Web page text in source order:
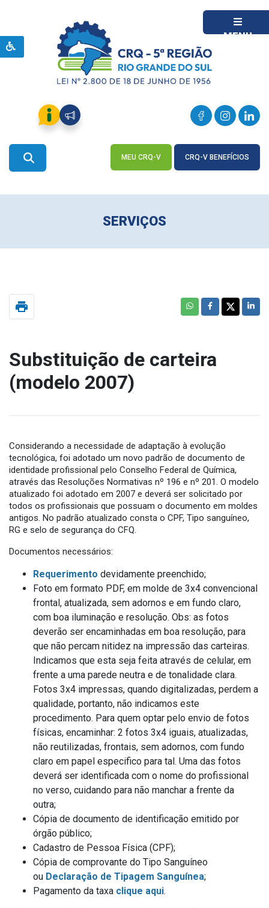
MENU
MEU CRQ-V CRQ-V BENEFÍCIOS
SERVIÇOS
print
Substituição de carteira
(modelo 2007)
Considerando a necessidade de adaptação à evolução
tecnológica, foi adotado um novo padrão de documento de
identidade profissional pelo Conselho Federal de Química,
através das Resoluções Normativas nº 196 e nº 201. O modelo
atualizado foi adotado em 2007 e deverá ser solicitado por
todos os profissionais que possuam o documento em moldes
antigos. No padrão atualizado consta o CPF, Tipo sanguíneo,
RG e selo de segurança do CFQ.
Documentos necessários:
Requerimento devidamente preenchido;
Foto em formato PDF, em molde de 3x4 convencional
frontal, atualizada, sem adornos e em fundo claro,
com boa iluminação e resolução. Obs: as fotos
deverão ser encaminhadas em boa resolução, para
que não percam nitidez na impressão das carteiras.
Indicamos que esta seja feita através de celular, em
frente a uma parede neutra e de tonalidade clara.
Fotos 3x4 impressas, quando digitalizadas, perdem a
qualidade, portanto, não indicamos este
procedimento. Para quem optar pelo envio de fotos
físicas, encaminhar: 2 fotos 3x4 iguais, atualizadas,
não reutilizadas, frontais, sem adornos, com fundo
claro em papel especifico para tal. Uma das fotos
deverá ser identificada com o nome do profissional
no verso, cuidando para não manchar a frente da
outra;
Cópia de documento de identificação emitido por
órgão público;
Cadastro de Pessoa Física (CPF);
Cópia de comprovante do Tipo Sanguíneo
ou Declaração de Tipagem Sanguínea;
Pagamento da taxa clique aqui.